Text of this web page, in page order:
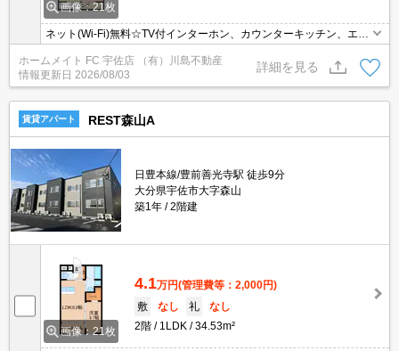
画像：21枚
ネット(Wi-Fi)無料☆TV付インターホン、カウンターキッチン、エア
コン1台、温水暖房洗浄便座など設備充実！
ホームメイト FC 宇佐店 （有）川島不動産
情報更新日 2026/08/03
詳細を見る
賃貸アパート REST森山A
日豊本線/豊前善光寺駅 徒歩9分
大分県宇佐市大字森山
築1年
2階建
画像：21枚
4.1万円(管理費等：2,000円)
敷
なし 礼
なし
2階
1LDK 34.53m²